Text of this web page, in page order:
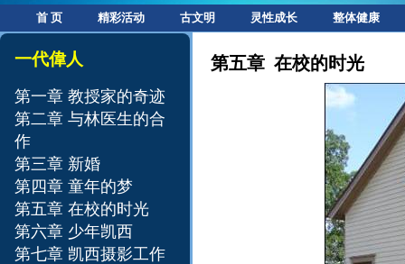
首 页 精彩活动 古文明 灵性成长 整体健康
第五章 在校的时光
一代偉人
第一章 教授家的奇迹
第二章 与林医生的合
作
第三章 新婚
第四章 童年的梦
第五章 在校的时光
第六章 少年凯西
第七章 凯西摄影工作